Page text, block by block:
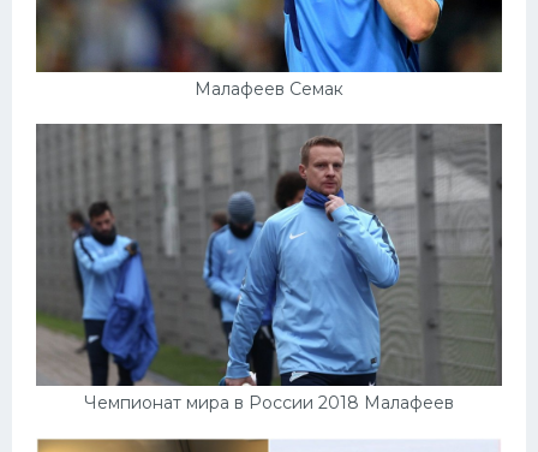
Малафеев Семак
Чемпионат мира в России 2018 Малафеев